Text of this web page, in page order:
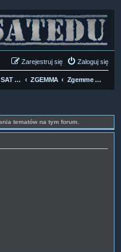
Zaloguj się
Zarejestruj się
TUNERY SAT HD-LINUX ZGEMMA Zgemme H9.2H SE
tematów na tym forum.